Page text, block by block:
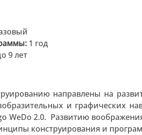
1 год
9 лет
направлены на
и графических
WeDo 2.0. Развитию
конструирования и